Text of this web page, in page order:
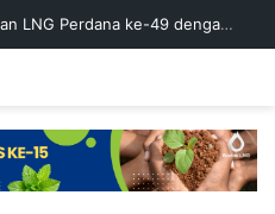
Badak LNG Peringati Tetesan LNG Perdana ke-49 dengan Doa Bersama